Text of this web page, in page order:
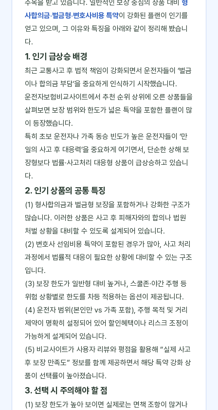
주목을 받고 있습니다. 일반적인 보장 중심의 상품 대비 형
사합의금·벌금형·변호사비용 특약이 강화된 플랜이 인기를
얻고 있으며, 그 이유와 특징을 아래와 같이 정리해 봤습니
다.
1. 인기 급상승 배경
최근 교통사고 후 법적 책임이 강화되면서 운전자들이 ‘벌금
이나 합의금 부담’을 중요하게 인식하기 시작했습니다.
운전자보험비교사이트에서 추천 순위 상위에 오른 상품들을
살펴보면 보장 범위와 한도가 넓은 특약을 포함한 플랜이 많
이 등장했습니다.
특히 초보 운전자나 가족 동승 빈도가 높은 운전자들이 ‘만
일의 사고 후 대응력’을 중요하게 여기면서, 단순한 상해 보
장형보다 법률·사고처리 대응형 상품이 급상승하고 있습니
다.
2. 인기 상품의 공통 특징
(1) 형사합의금과 벌금형 보장을 포함하거나 강화한 구조가
많습니다. 이러한 상품은 사고 후 피해자와의 합의나 법원
처벌 상황을 대비할 수 있도록 설계되어 있습니다.
(2) 변호사 선임비용 특약이 포함된 경우가 많아, 사고 처리
과정에서 법률적 대응이 필요한 상황에 대비할 수 있는 구조
입니다.
(3) 보장 한도가 일반형 대비 높거나, 스쿨존·야간 주행 등
위험 상황별로 한도를 차등 적용하는 옵션이 제공됩니다.
(4) 운전자 범위(본인만 vs 가족 포함), 주행 목적 및 거리
제약이 명확히 설정되어 있어 할인혜택이나 리스크 조정이
가능하게 설계되어 있습니다.
(5) 비교사이트가 사용자 리뷰와 평점을 활용해 “실제 사고
후 보장 만족도” 정보를 함께 제공하면서 해당 특약 강화 상
품이 선택률이 높아졌습니다.
3. 선택 시 주의해야 할 점
(1) 보장 한도가 높아 보이면 실제로는 면책 조항이 많거나